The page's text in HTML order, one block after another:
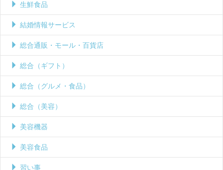
生鮮食品
結婚情報サービス
総合通販・モール・百貨店
総合（ギフト）
総合（グルメ・食品）
総合（美容）
美容機器
美容食品
習い事